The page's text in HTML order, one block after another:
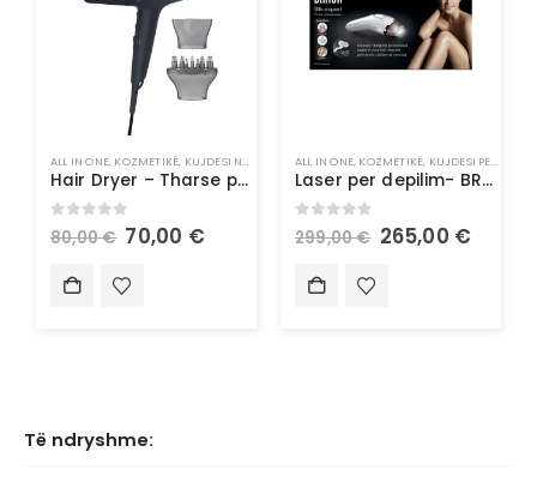
ALL IN ONE, KOZMETIKË, KUJDESI NDAJ FLOKËVE ,STILUES FLOKËSH
Hair Dryer – Tharse për flokë Philips
0 out of 5
80,00€ 70,00 €
ALL IN ONE, KOZMETIKË, KUJDESI PERSONAL
Laser per depilim- BRAUN Silk
0 out of 5
299,00€ 265,00 €
Të ndryshme: